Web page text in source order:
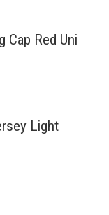
Cap Red Uni
Light